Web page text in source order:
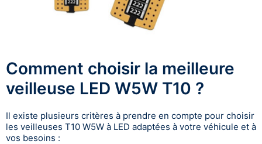
Comment choisir la meilleure
veilleuse LED W5W T10 ?
Il existe plusieurs critères à prendre en compte pour choisir
les veilleuses T10 W5W à LED adaptées à votre véhicule et à
vos besoins :